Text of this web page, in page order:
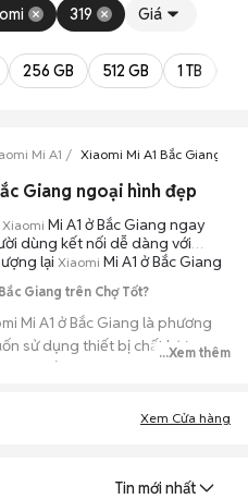
319 Giá
256 GB 512 GB 1 TB
Mi A1 Xiaomi Mi A1 Bắc Giang
Giang ngoại hình đẹp
Xiaomi Mi A1 ở Bắc Giang ngay
dùng kết nối dễ dàng với
lại Xiaomi Mi A1 ở Bắc Giang
Giang trên Chợ Tốt?
Mi A1 ở Bắc Giang là phương
sử dụng thiết bị chất lượng
giá đắt đỏ của máy mới.
cửa hàng, với đầy đủ các
bán hẹn gặp mặt giúp bạn
...Xem thêm
Xem Cửa hàng
Tin mới nhất